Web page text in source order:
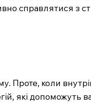
справлятися з
коли
які допоможуть